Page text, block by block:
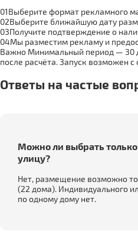
01Выберите формат рекламного
02Выберите ближайшую дату
03Получите подтверждение о
04Мы разместим рекламу и
Важно Минимальный период — 30
после расчёта. Запуск возможен
Ответы на частые
Можно ли выбрать
улицу?
Нет, размещение возможно
(22 дома). Индивидуального
по одному дому нет.